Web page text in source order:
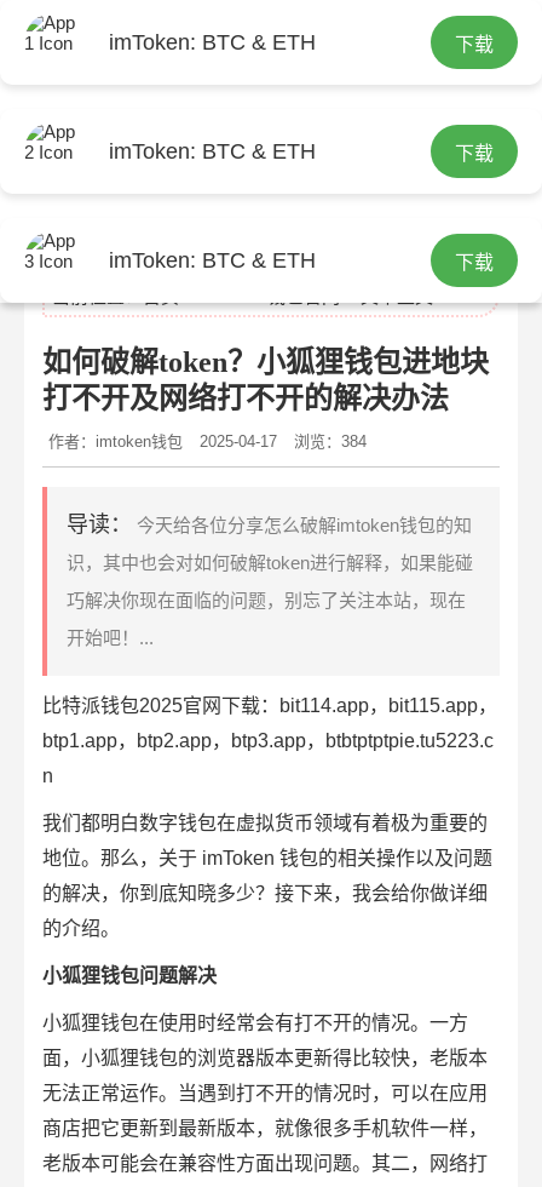
imToken: BTC & ETH 下载
imToken: BTC & ETH 下载
imToken: BTC & ETH 下载
如何破解token？小狐狸钱包进地块
打不开及网络打不开的解决办法
作者：imtoken钱包 2025-04-17 浏览：384
导读：
今天给各位分享怎么破解imtoken钱包的知
识，其中也会对如何破解token进行解释，如果能碰
巧解决你现在面临的问题，别忘了关注本站，现在
开始吧！...
比特派钱包2025官网下载：bit114.app，bit115.app，
btp1.app，btp2.app，btp3.app，btbtptptpie.tu5223.c
n
我们都明白数字钱包在虚拟货币领域有着极为重要的
地位。那么，关于 imToken 钱包的相关操作以及问题
的解决，你到底知晓多少？接下来，我会给你做详细
的介绍。
小狐狸钱包问题解决
小狐狸钱包在使用时经常会有打不开的情况。一方
面，小狐狸钱包的浏览器版本更新得比较快，老版本
无法正常运作。当遇到打不开的情况时，可以在应用
商店把它更新到最新版本，就像很多手机软件一样，
老版本可能会在兼容性方面出现问题。其二，网络打